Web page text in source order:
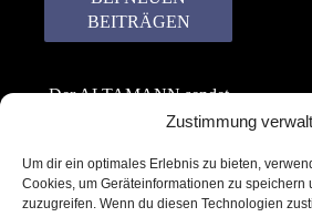
Zustimmung
Um dir ein optimales Erlebnis zu bieten,
Cookies, um Geräteinformationen zu speichern
zuzugreifen. Wenn du diesen Technologien
Der ALTAMANN sendet
keinen Spam! Er gibt
weiter. Erfahre mehr in
unserer